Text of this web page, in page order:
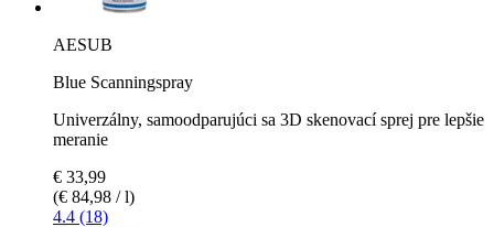
AESUB
Blue Scanningspray
Univerzálny, samoodparujúci sa 3D skenovací sprej pre lepšie
meranie
€ 33,99
(€ 84,98 / l)
4.4 (18)